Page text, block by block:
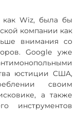
как Wiz, была бы
компании как
внимания со
Google уже
юстиции США,
своим
а также
инструментов